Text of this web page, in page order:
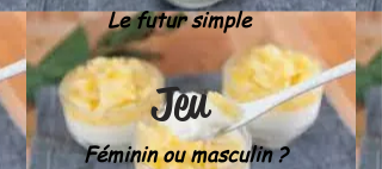
Le futur simple
Jeu
Féminin ou masculin ?